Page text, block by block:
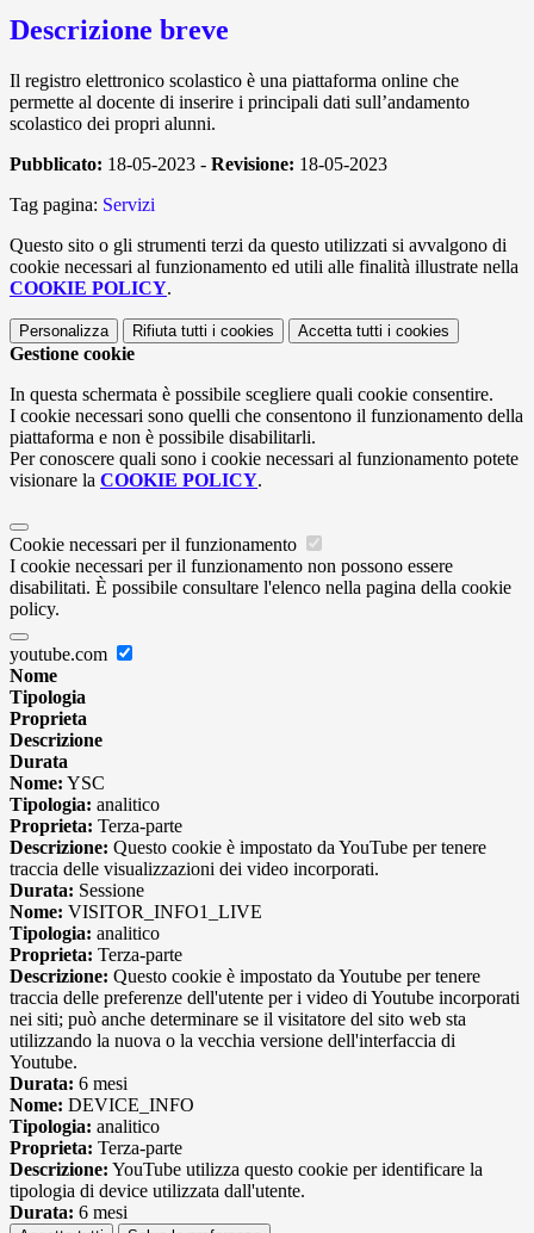
Descrizione breve
Il registro elettronico scolastico è una piattaforma online che
permette al docente di inserire i principali dati sull’andamento
scolastico dei propri alunni.
Pubblicato: 18-05-2023 - Revisione: 18-05-2023
Tag pagina: Servizi
Questo sito o gli strumenti terzi da questo utilizzati si avvalgono di
cookie necessari al funzionamento ed utili alle finalità illustrate nella
COOKIE POLICY.
Personalizza Rifiuta tutti i cookies Accetta tutti i cookies
Gestione cookie
In questa schermata è possibile scegliere quali cookie consentire.
I cookie necessari sono quelli che consentono il funzionamento della
piattaforma e non è possibile disabilitarli.
Per conoscere quali sono i cookie necessari al funzionamento potete
visionare la COOKIE POLICY.
Cookie necessari per il funzionamento
I cookie necessari per il funzionamento non possono essere
disabilitati. È possibile consultare l'elenco nella pagina della cookie
policy.
youtube.com
Nome
Tipologia
Proprieta
Descrizione
Durata
Nome: YSC
Tipologia: analitico
Proprieta: Terza-parte
Descrizione: Questo cookie è impostato da YouTube per tenere
traccia delle visualizzazioni dei video incorporati.
Durata: Sessione
Nome: VISITOR_INFO1_LIVE
Tipologia: analitico
Proprieta: Terza-parte
Descrizione: Questo cookie è impostato da Youtube per tenere
traccia delle preferenze dell'utente per i video di Youtube incorporati
nei siti; può anche determinare se il visitatore del sito web sta
utilizzando la nuova o la vecchia versione dell'interfaccia di
Youtube.
Durata: 6 mesi
Nome: DEVICE_INFO
Tipologia: analitico
Proprieta: Terza-parte
Descrizione: YouTube utilizza questo cookie per identificare la
tipologia di device utilizzata dall'utente.
Durata: 6 mesi